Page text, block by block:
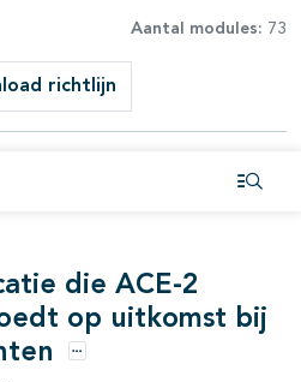
Aantal modules: 73
richtlijn
die ACE-2
op uitkomst bij
Opties